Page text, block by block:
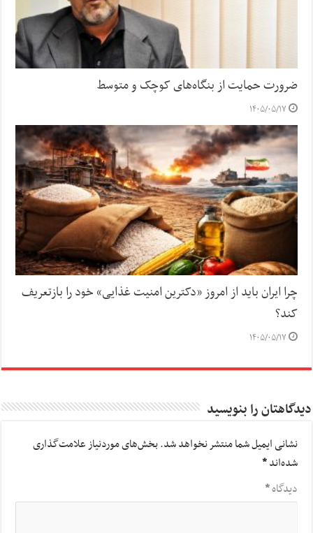
ضرورت حمایت از بنگاه‌های کوچک و متوسط
۱۴۰۵/۰۵/۱۷
چرا ایران باید از امروز «دکترین امنیت غذایی» خود را بازتعریف
کند؟
۱۴۰۵/۰۵/۱۷
دیدگاهتان را بنویسید
نشانی ایمیل شما منتشر نخواهد شد.بخش‌های موردنیاز علامت‌گذاری
شده‌اند*
دیدگاه*